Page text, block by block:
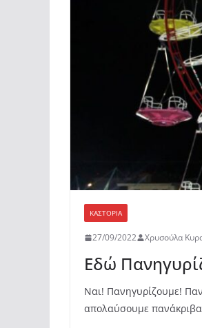
ΚΑΣΤΟΡΙΆ
27/09/2022 Χρυσούλα
Εδώ
Ναι! Πανηγυρίζουμε!
απολαύσουμε πανάκριβα